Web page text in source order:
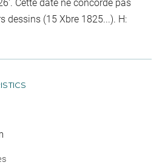
Cette date ne concorde pas
dessins (15 Xbre 1825...). H: